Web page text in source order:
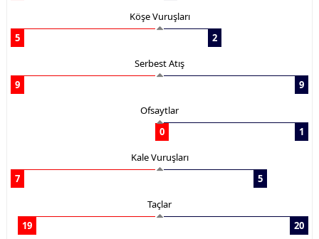
Köşe Vuruşları
5
2
Serbest Atış
9
9
Ofsaytlar
0
1
Kale Vuruşları
7
5
Taçlar
19
20